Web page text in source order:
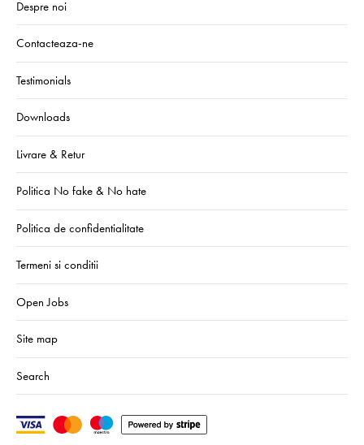
Despre noi
Contacteaza-ne
Testimonials
Downloads
Livrare & Retur
Politica No fake & No hate
Politica de confidentialitate
Termeni si conditii
Open Jobs
Site map
Search